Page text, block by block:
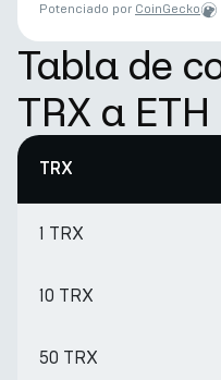
Potenciado por CoinGecko
Tabla de
TRX a ETH
TRX
1 TRX
10 TRX
50 TRX